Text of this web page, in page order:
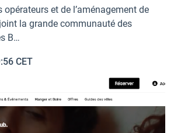
opérateurs et de l’aménagement de
la grande communauté des
B…
CET